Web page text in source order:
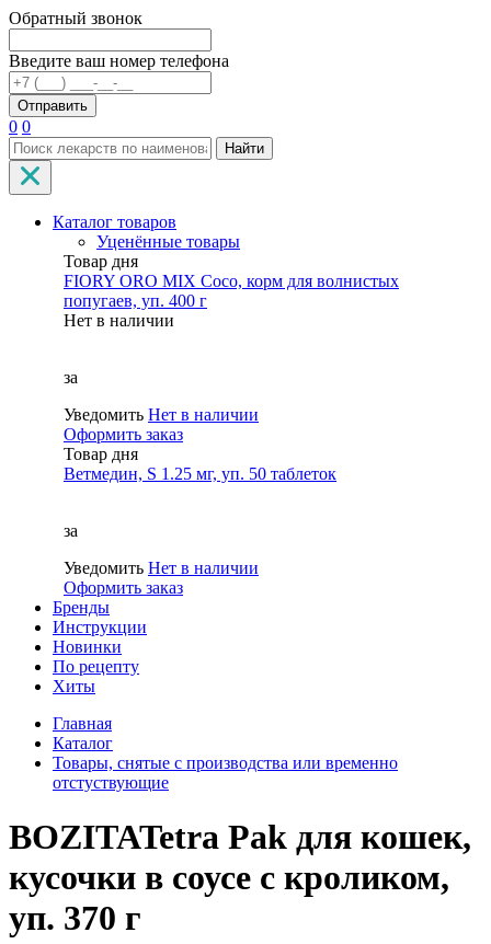
Обратный звонок
Введите ваш номер телефона
0 0
Найти
Каталог товаров
Уценённые товары
Товар дня
FIORY ORO MIX Coco, корм для волнистых
попугаев, уп. 400 г
Нет в наличии
за
Уведомить Нет в наличии
Оформить заказ
Товар дня
Ветмедин, S 1.25 мг, уп. 50 таблеток
за
Уведомить Нет в наличии
Оформить заказ
Бренды
Инструкции
Новинки
По рецепту
Хиты
Главная
Каталог
Товары, снятые с производства или временно
отстуствующие
BOZITATetra Pak для кошек,
кусочки в соусе с кроликом,
уп. 370 г